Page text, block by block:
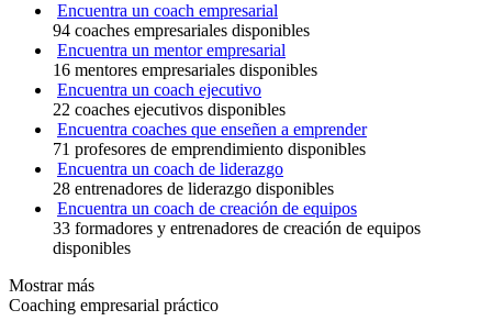
Encuentra un coach empresarial
94 coaches empresariales disponibles
Encuentra un mentor empresarial
16 mentores empresariales disponibles
Encuentra un coach ejecutivo
22 coaches ejecutivos disponibles
Encuentra coaches que enseñen a emprender
71 profesores de emprendimiento disponibles
Encuentra un coach de liderazgo
28 entrenadores de liderazgo disponibles
Encuentra un coach de creación de equipos
33 formadores y entrenadores de creación de equipos
disponibles
Mostrar más
Coaching empresarial práctico